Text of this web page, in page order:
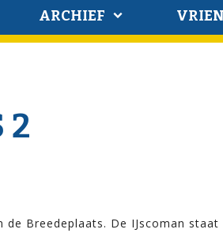
ARCHIEF
2
de Breedeplaats. De IJscoman